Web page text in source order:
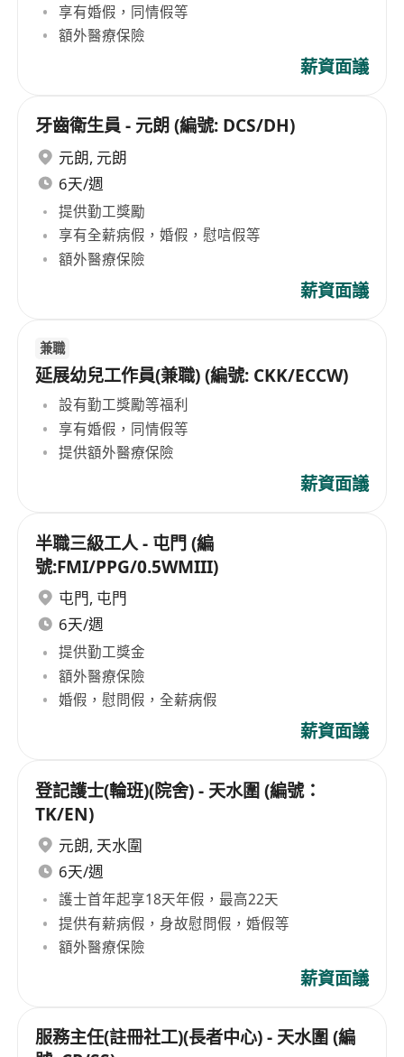
享有婚假，同情假等
額外醫療保險
薪資面議
牙齒衛生員 - 元朗 (編號: DCS/DH)
元朗, 元朗
6天/週
提供勤工獎勵
享有全薪病假，婚假，慰唁假等
額外醫療保險
薪資面議
兼職
延展幼兒工作員(兼職) (編號: CKK/ECCW)
設有勤工獎勵等福利
享有婚假，同情假等
提供額外醫療保險
薪資面議
半職三級工人 - 屯門 (編
號:FMI/PPG/0.5WMIII)
屯門, 屯門
6天/週
提供勤工獎金
額外醫療保險
婚假，慰問假，全薪病假
薪資面議
登記護士(輪班)(院舍) - 天水圍 (編號：
TK/EN)
元朗, 天水圍
6天/週
護士首年起享18天年假，最高22天
提供有薪病假，身故慰問假，婚假等
額外醫療保險
薪資面議
服務主任(註冊社工)(長者中心) - 天水圍 (編